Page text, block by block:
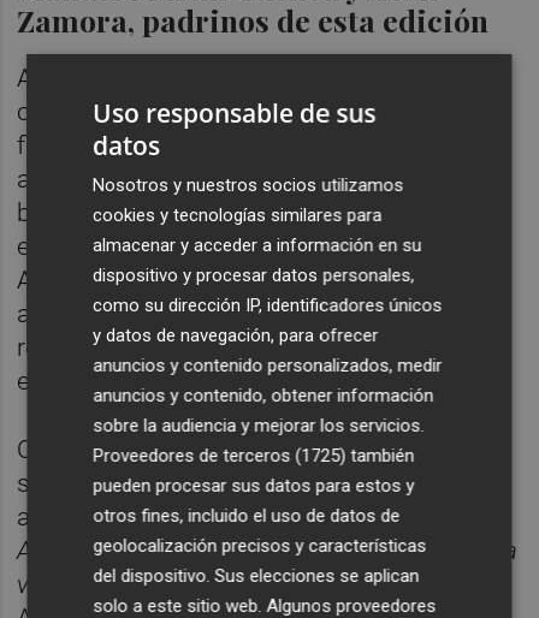
Zamora, padrinos de esta edición
A la inauguración de la MICE asistirá el
cineastaManuel Martín Cuenca
flaqueza del bolchevique', 'El autor') y la
actriz
Abril Zamora('Vis a vis', 'Temporada
baja') -ambos actuarán como "padrinos" del
evento-, así como el vicepresidente de la
Academia de Cine Español Rafael Portelas
además de otras personalidades
relacionadas con el mundo del cine, de la
educación y del deporte.
Otros acontecimientos destacados de esta
séptima edición es la participación de la
actriz alemanaHanna Schygulla(Berlin
Alexanderplatz,Las amargas lágrimas de Petra
von Kant) en el día dedicado al país invitado,
Uso responsable de sus
datos
Nosotros y nuestros socios utilizamos
cookies y tecnologías similares para
almacenar y acceder a información en su
dispositivo y procesar datos personales,
como su dirección IP, identificadores únicos
y datos de navegación, para ofrecer
anuncios y contenido personalizados, medir
anuncios y contenido, obtener información
sobre la audiencia y mejorar los servicios.
Proveedores de terceros (1725) también
pueden procesar sus datos para estos y
otros fines, incluido el uso de datos de
geolocalización precisos y características
del dispositivo. Sus elecciones se aplican
solo a este sitio web. Algunos proveedores